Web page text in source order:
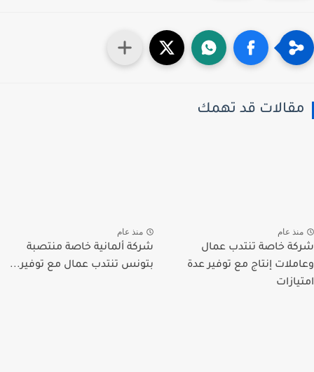
قد تهمك
عام
خاصة تنتدب عمال
إنتاج مع توفير عدة
منذ عام
شركة ألمانية خاصة منتصبة
بتونس تنتدب عمال مع توفير...